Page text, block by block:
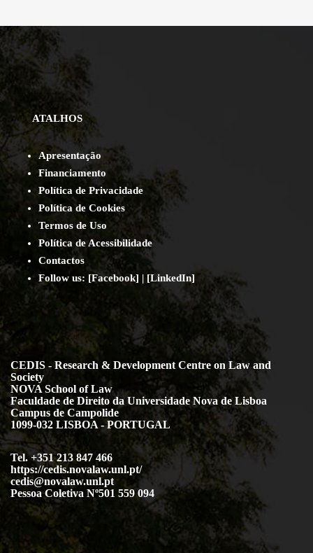
ATALHOS
Apresentação
Financiamento
Política de Privacidade
Política de Cookies
Termos de Uso
Política de Acessibilidade
Contactos
Follow us: [Facebook] | [LinkedIn]
CEDIS - Research & Development Centre on Law and
Society
NOVA School of Law
Faculdade de Direito da Universidade Nova de Lisboa
Campus de Campolide
1099-032 LISBOA - PORTUGAL
Tel. +351 213 847 466
https://cedis.novalaw.unl.pt/
cedis@novalaw.unl.pt
Pessoa Coletiva Nº501 559 094